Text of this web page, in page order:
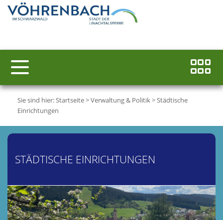
Sie sind hier:Startseite>Verwaltung & Politik>Städtische
Einrichtungen
STÄDTISCHE EINRICHTUNGEN